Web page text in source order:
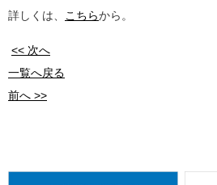
詳しくは、 こちらから。
<< 次へ
一覧へ戻る
前へ >>